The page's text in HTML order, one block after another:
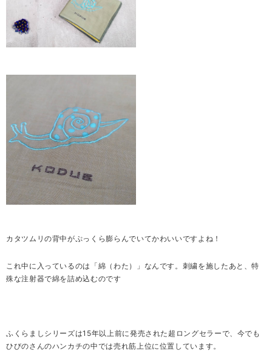
カタツムリの背中がぷっくら膨らんでいてかわいいですよね！
これ中に入っているのは「綿（わた）」なんです。刺繍を施したあと、特
殊な注射器で綿を詰め込むのです
ふくらましシリーズは15年以上前に発売された超ロングセラーで、今でも
ひびのさんのハンカチの中では売れ筋上位に位置しています。